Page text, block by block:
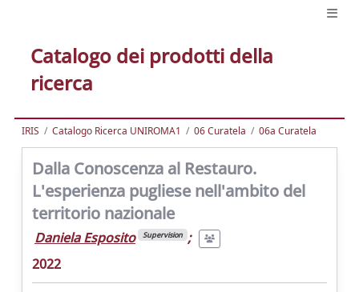
Catalogo dei prodotti della
ricerca
IRIS Catalogo Ricerca UNIROMA1 06 Curatela 06a Curatela
Dalla Conoscenza al Restauro.
L'esperienza pugliese nell'ambito del
territorio nazionale
Daniela Esposito Supervision ;
2022